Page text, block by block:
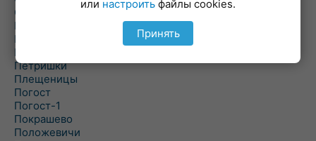
Острошицкий Городок
Пасека
Пастовичи
Першаи
Петришки
Плещеницы
Погост
Погост-1
Покрашево
Положевичи
или настроить файлы cookies.
Принять